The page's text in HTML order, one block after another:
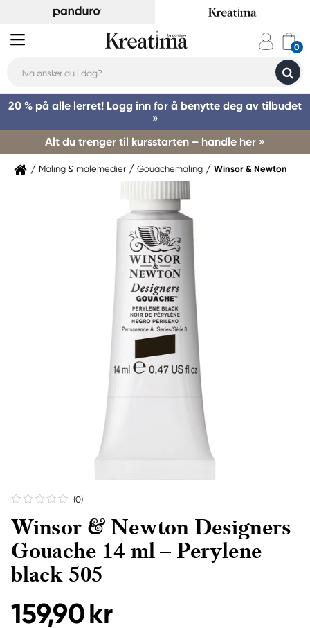
20 % på alle lerret! Logg inn for å benytte deg av tilbudet
»
Alt du trenger til kursstarten – handle her »
Maling & malemedier Gouachemaling Winsor & Newton
(0)
Winsor & Newton Designers
Gouache 14 ml – Perylene
black 505
159,90 kr